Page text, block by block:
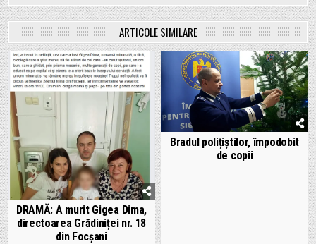
ARTICOLE SIMILARE
DRAMĂ: A murit Gigea Dima,
directoarea Grădiniței nr. 18
din Focșani
Bradul polițiștilor, împodobit
de copii